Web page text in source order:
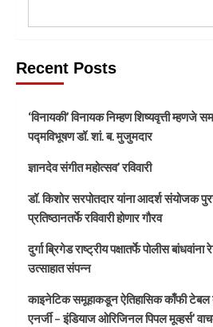
Recent Posts
‘विनायकी’ विनायक निम्हण शिष्यवृत्ती म्हणजे
पद्मविभूषण डॉ. शां. ब. मुजुमदार
ज्ञानदेव संगीत महोत्सव’ रविवारी
डॉ. किशोर सरपोतदार यांना आदर्श संयोजक
प्रतिष्ठानतर्फे रविवारी होणार गौरव
दुर्गा ब्रिगेड राष्ट्रीय पक्षातर्फे पोलीस
उत्साहात संपन्न
काइनेटिक समूहाकडून ऐतिहासिक काँफी
एनर्जी – इंडियाज ओरिजिनल पिपल मूव्हर्स’